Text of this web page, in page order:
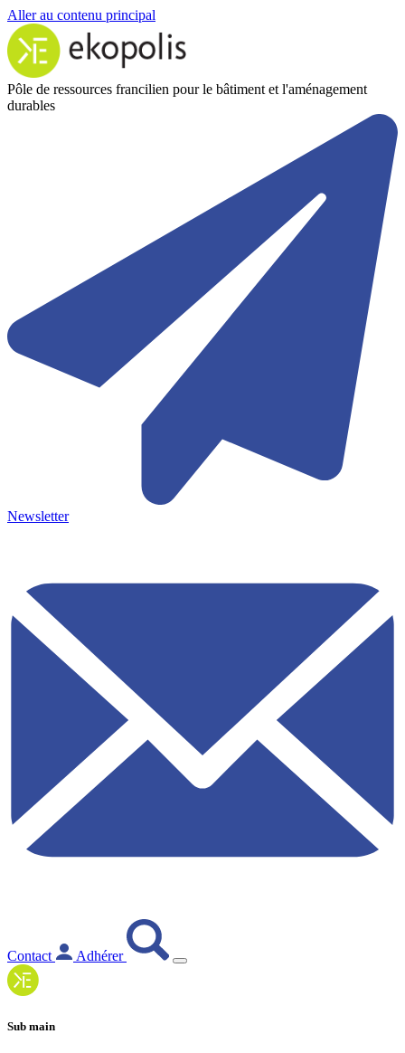
Aller au contenu principal
Pôle de ressources francilien pour le bâtiment et l'aménagement
durables
Newsletter
Contact Adhérer
Sub main